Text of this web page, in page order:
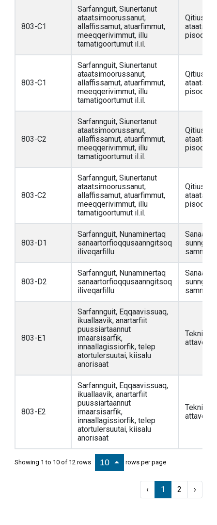
803-C1
Sarfannguit, Siunertanut
ataatsimoorussanut,
allaffissamut, atuarfimmut,
meeqqerivimmut, illu
tamatigoortumut il.il.
803-C1
Sarfannguit, Siunertanut
ataatsimoorussanut,
allaffissamut, atuarfimmut,
meeqqerivimmut, illu
tamatigoortumut il.il.
803-C2
Sarfannguit, Siunertanut
ataatsimoorussanut,
allaffissamut, atuarfimmut,
meeqqerivimmut, illu
tamatigoortumut il.il.
803-C2
Sarfannguit, Siunertanut
ataatsimoorussanut,
allaffissamut, atuarfimmut,
meeqqerivimmut, illu
tamatigoortumut il.il.
803-D1
Sarfannguit, Nunaminertaq
sanaartorfioqqusaanngitsoq
iliveqarfillu
803-D2
Sarfannguit, Nunaminertaq
sanaartorfioqqusaanngitsoq
iliveqarfillu
803-E1
Sarfannguit, Eqqaavissuaq,
ikuallaavik, anartarfiit
puussiartaannut
imaarsisarfik,
innaallagissiorfik, telep
atortulersuutai, kiisalu
anorisaat
803-E2
Sarfannguit, Eqqaavissuaq,
ikuallaavik, anartarfiit
puussiartaannut
imaarsisarfik,
innaallagissiorfik, telep
atortulersuutai, kiisalu
anorisaat
Showing 1 to 10 of 12 rows 10 rows per page
‹ 1 2 ›